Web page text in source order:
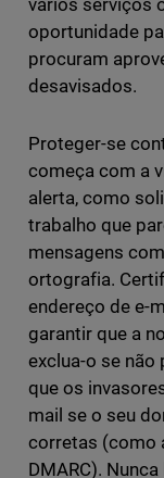
vários serviços
oportunidade
procuram
desavisados.
Proteger-se
começa com a
alerta, como
trabalho que
mensagens
ortografia.
endereço de e-
garantir que a
exclua-o se não
que os
mail se o seu
corretas (como
DMARC).